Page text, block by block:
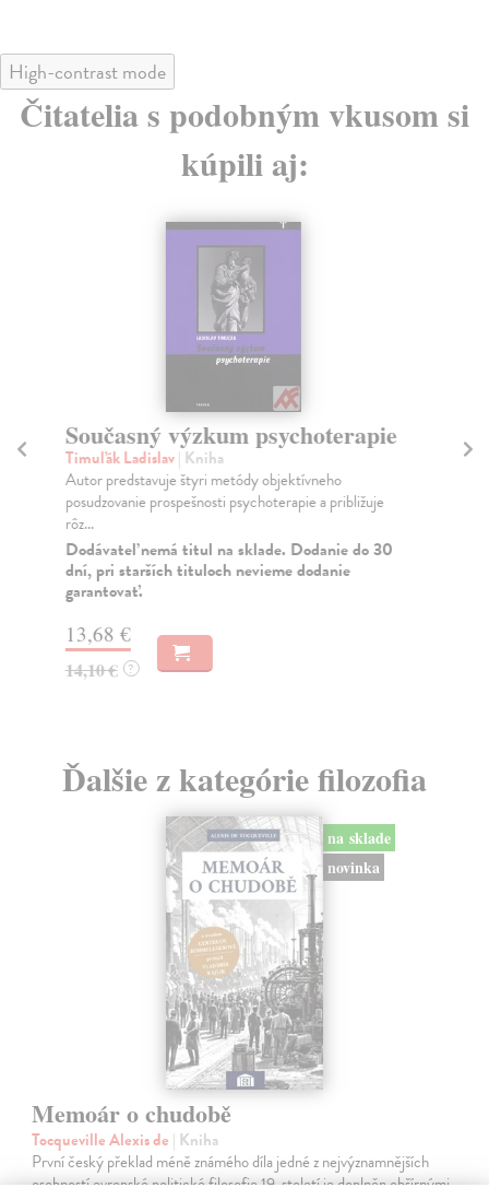
High-contrast mode
Čitatelia s podobným vkusom si
kúpili aj:
Současný výzkum psychoterapie
Timuľák Ladislav| Kniha
Autor predstavuje štyri metódy objektívneho
posudzovanie prospešnosti psychoterapie a približuje
rôz...
Dodávateľ nemá titul na sklade. Dodanie do 30
dní, pri starších tituloch nevieme dodanie
garantovať.
13,68 €
14,10 € ?
Ďalšie z kategórie filozofia
na sklade
novinka
Memoár o chudobě
Tocqueville Alexis de | Kniha
První český překlad méně známého díla jedné z nejvýznamnějších